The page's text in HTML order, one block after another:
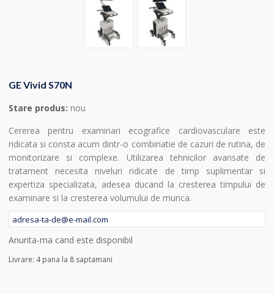
GE Vivid S70N
Stare produs: nou
Cererea pentru examinari ecografice cardiovasculare este
ridicata si consta acum dintr-o combinatie de cazuri de rutina, de
monitorizare si complexe. Utilizarea tehnicilor avansate de
tratament necesita niveluri ridicate de timp suplimentar si
expertiza specializata, adesea ducand la cresterea timpului de
examinare si la cresterea volumului de munca.
Anunta-ma cand este disponibil
Livrare: 4 pana la 8 saptamani